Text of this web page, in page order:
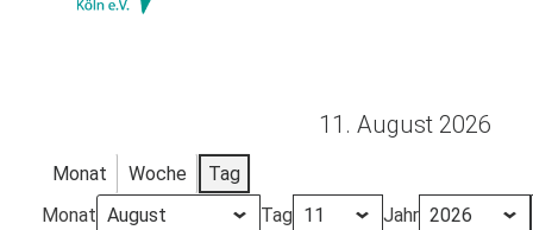
11. August 2026
Monat Woche
Tag
Monat
Tag
Jahr